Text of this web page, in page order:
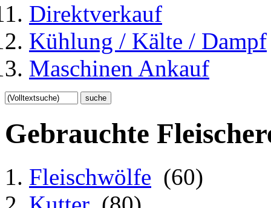
Direktverkauf
Kühlung / Kälte / Dampf
Maschinen Ankauf
Gebrauchte
Fleischwölfe (60)